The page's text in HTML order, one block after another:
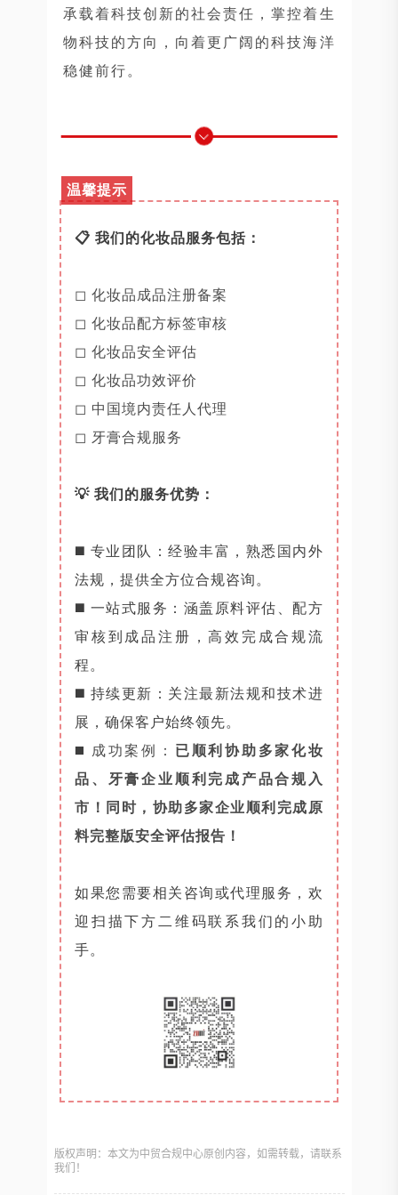
承载着科技创新的社会责任，掌控着生
物科技的方向，向着更广阔的科技海洋
稳健前行。
温馨提示
📋 我们的化妆品服务包括：
◻ 化妆品成品注册备案
◻ 化妆品配方标签审核
◻ 化妆品安全评估
◻ 化妆品功效评价
◻ 中国境内责任人代理
◻ 牙膏合规服务
💡 我们的服务优势：
◼️ 专业团队：经验丰富，熟悉国内外
法规，提供全方位合规咨询。
◼️ 一站式服务：涵盖原料评估、配方
审核到成品注册，高效完成合规流
程。
◼️ 持续更新：关注最新法规和技术进
展，确保客户始终领先。
◼️
成功案例： 已顺利协助多家化妆
品、牙膏企业顺利完成产品合规入
市！同时，协助多家企业顺利完成原
料完整版安全评估报告！
如果您需要相关咨询或代理服务，欢
迎扫描下方二维码联系我们的小助
手。
版权声明：本文为中贸合规中心原创内容，如需转载，请联系
我们！